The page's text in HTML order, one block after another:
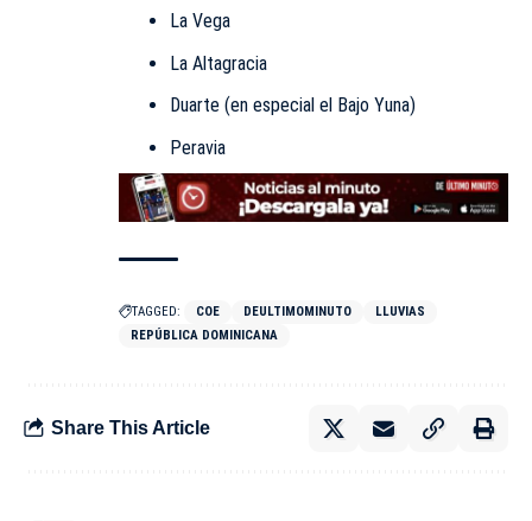
La Vega
La Altagracia
Duarte (en especial el Bajo Yuna)
Peravia
TAGGED: COE DEULTIMOMINUTO
LLUVIAS
REPÚBLICA DOMINICANA
Share This Article